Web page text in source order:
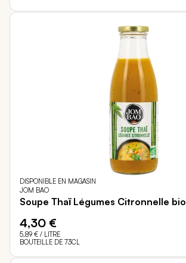
DISPONIBLE EN MAGASIN
JOM BAO
Soupe Thaï Légumes Citronnelle bio
4,30 €
5,89 € / LITRE
BOUTEILLE DE 73CL